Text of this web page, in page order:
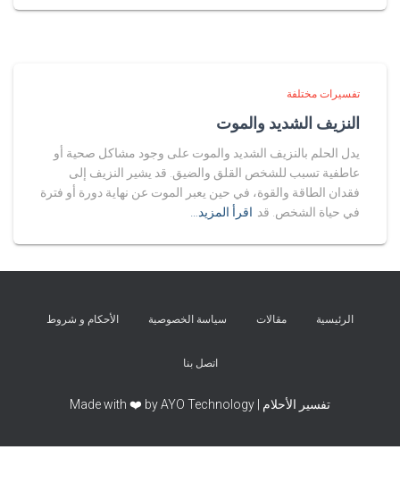
تفسيرات مختلفة
النزيف الشديد والموت
يدل الحلم بالنزيف الشديد والموت على وجود مشاكل صحية أو
عاطفية تسبب للشخص القلق والضيق. قد يشير النزيف إلى
فقدان الطاقة والقوة، في حين يعبر الموت عن نهاية دورة أو فترة
في حياة الشخص. قد اقرأ المزيد…
الرئيسية مقالات سياسة الخصوصية الأحكام و شروط
اتصل بنا
تفسير الأحلام | Made with ❤️ by AYO Technology